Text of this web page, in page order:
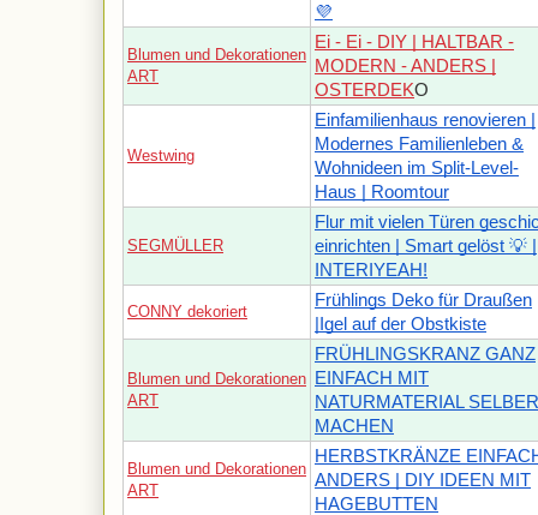
💜
Blumen und Dekorationen
ART
Ei - Ei - DIY | HALTBAR -
MODERN - ANDERS |
OSTERDEKO
Westwing
Einfamilienhaus renovieren |
Modernes Familienleben &
Wohnideen im Split-Level-
Haus | Roomtour
SEGMÜLLER
Flur mit vielen Türen
einrichten | Smart gelöst 💡 |
INTERIYEAH!
CONNY dekoriert
Frühlings Deko für Draußen
|Igel auf der Obstkiste
Blumen und Dekorationen
ART
FRÜHLINGSKRANZ GANZ
EINFACH MIT
NATURMATERIAL SELBER
MACHEN
Blumen und Dekorationen
ART
HERBSTKRÄNZE
ANDERS | DIY IDEEN MIT
HAGEBUTTEN